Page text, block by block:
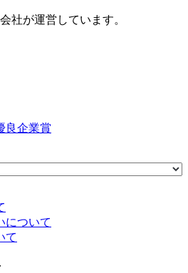
社が運営しています。
について
て